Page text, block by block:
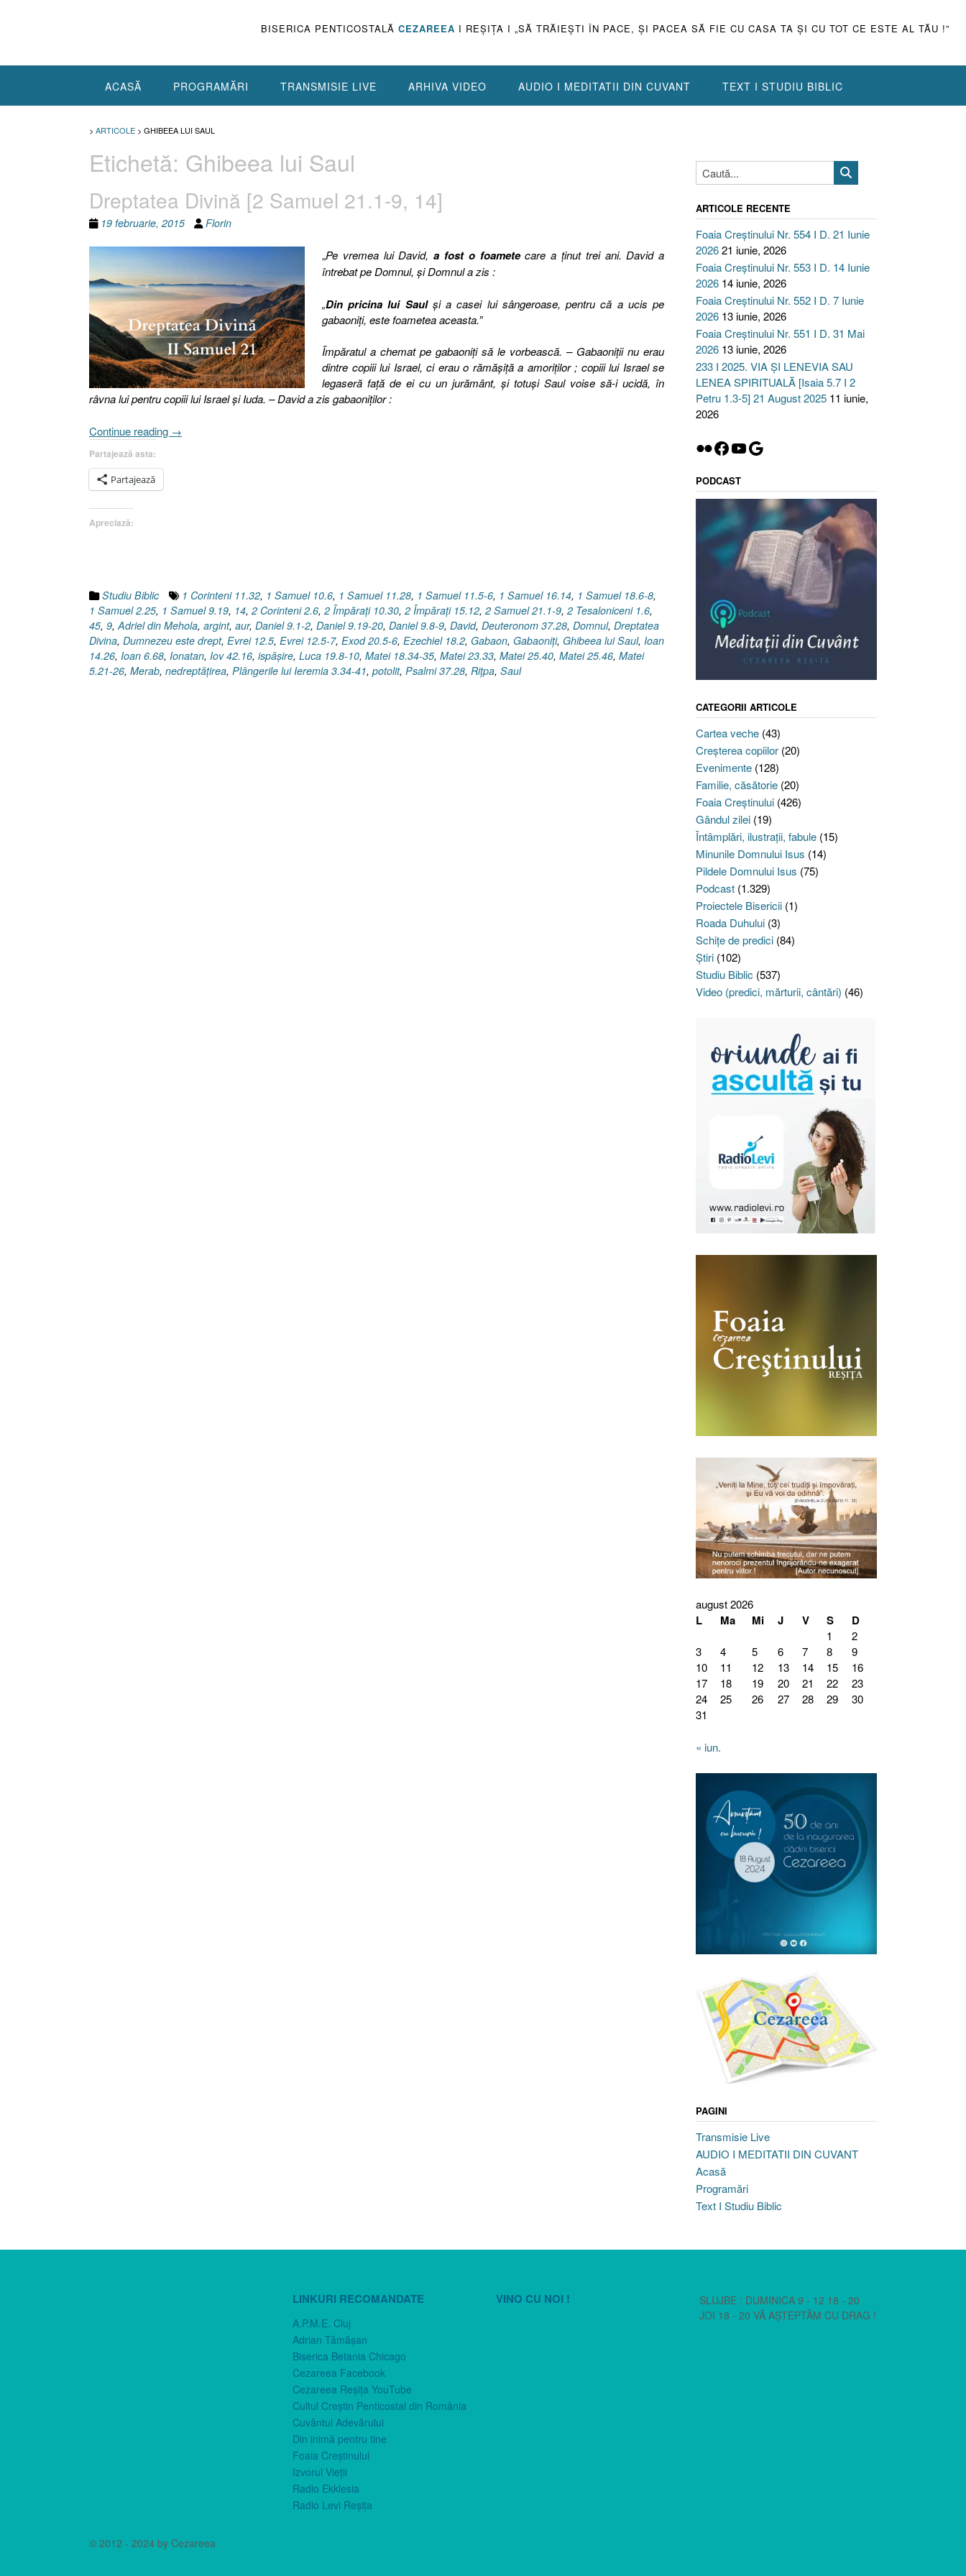
BISERICA PENTICOSTALĂ CEZAREEA I REŞIŢA I „SĂ TRĂIEŞTI ÎN PACE, ŞI PACEA SĂ FIE CU CASA TA ŞI CU TOT CE ESTE AL TĂU !”
ACASĂ PROGRAMĂRI TRANSMISIE LIVE ARHIVA VIDEO AUDIO I MEDITATII DIN CUVANT TEXT I STUDIU BIBLIC
> ARTICOLE > GHIBEEA LUI SAUL
Etichetă: Ghibeea lui Saul
Dreptatea Divină [2 Samuel 21.1-9, 14]
19 februarie, 2015 Florin
„Pe vremea lui David,a fost o foametecare a ţinut trei ani. David a
întrebat pe Domnul, şi Domnul a zis :
„Din pricina lui Saulşi a casei lui sângeroase, pentru că a ucis pe
gabaoniţi, este foametea aceasta.”
Împăratul a chemat pe gabaoniţi să le vorbească. – Gabaoniţii nu erau
dintre copiii lui Israel, ci erau o rămăşiţă a amoriţilor ; copiii lui Israel se
legaseră faţă de ei cu un jurământ, şi totuşi Saul voise să-i ucidă, în
râvna lui pentru copiii lui Israel şi Iuda. – David a zis gabaoniţilor :
Continue reading „Dreptatea
→
Partajează asta:
Partajează
Apreciază:
Studiu Biblic 1 Corinteni 11.32, 1 Samuel 10.6, 1 Samuel 11.28, 1 Samuel 11.5-6, 1 Samuel 16.14, 1 Samuel 18.6-8,
1 Samuel 2.25, 1 Samuel 9.19, 14, 2 Corinteni 2.6, 2 Împăraţi 10.30, 2 Împăraţi 15.12, 2 Samuel 21.1-9, 2 Tesaloniceni 1.6,
45, 9, Adriel din Mehola, argint, aur, Daniel 9.1-2, Daniel 9.19-20, Daniel 9.8-9, David, Deuteronom 37.28, Domnul, Dreptatea
Divina, Dumnezeu este drept, Evrei 12.5, Evrei 12.5-7, Exod 20.5-6, Ezechiel 18.2, Gabaon, Gabaoniţi, Ghibeea lui Saul, Ioan
14.26, Ioan 6.68, Ionatan, Iov 42.16, ispăşire, Luca 19.8-10, Matei 18.34-35, Matei 23.33, Matei 25.40, Matei 25.46, Matei
5.21-26, Merab, nedreptăţirea, Plângerile lui Ieremia 3.34-41, potolit, Psalmi 37.28, Riţpa, Saul
ARTICOLE RECENTE
Foaia Creștinului Nr. 554 I D. 21 Iunie
202621 iunie, 2026
Foaia Creștinului Nr. 553 I D. 14 Iunie
2026 14 iunie, 2026
Foaia Creștinului Nr. 552 I D. 7 Iunie
2026 13 iunie, 2026
Foaia Creștinului Nr. 551 I D. 31 Mai
2026 13 iunie, 2026
233 I 2025. VIA ȘI LENEVIA SAU
LENEA SPIRITUALĂ [Isaia 5.7 I 2
Petru 1.3-5] 21 August 2025 11 iunie,
2026
Flickr
Facebook
YouTube
Google
PODCAST
CATEGORII ARTICOLE
Cartea veche(43)
Creşterea copiilor(20)
Evenimente(128)
Familie, căsătorie(20)
Foaia Creştinului(426)
Gândul zilei(19)
Întâmplări, ilustraţii, fabule(15)
Minunile Domnului Isus (14)
Pildele Domnului Isus (75)
Podcast(1.329)
Proiectele Bisericii(1)
Roada Duhului(3)
Schiţe de predici(84)
Ştiri(102)
Studiu Biblic (537)
Video (predici, mărturii, cântări) (46)
august 2026
L Ma Mi J V S D
1
2
3
4 5 6 7 8
9
10
11 12 13 14 15
16
17
18 19 20 21 22
23
24
25 26 27 28 29
30
31
« iun.
PAGINI
Transmisie Live
AUDIO I MEDITATII DIN CUVANT
Acasă
Programări
Text I Studiu Biblic
LINKURI RECOMANDATE
A.P.M.E. Cluj
Adrian Tămăşan
Biserica Betania Chicago
Cezareea Facebook
Cezareea Reşiţa YouTube
Cultul Creştin Penticostal din România
Cuvântul Adevărului
Din inimă pentru tine
Foaia Creştinului
Izvorul Vieţii
Radio Ekklesia
Radio Levi Reşiţa
VINO CU NOI !
SLUJBE : DUMINICA 9 - 12 18 - 20
JOI 18 - 20 VĂ AȘTEPTĂM CU DRAG !
© 2012 - 2024 by Cezareea